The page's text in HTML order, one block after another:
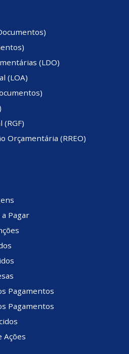
(LDO)
(LOA)
(RGF)
Orçamentária (RREO)
Pagar
Pagamentos
Pagamentos
Ações